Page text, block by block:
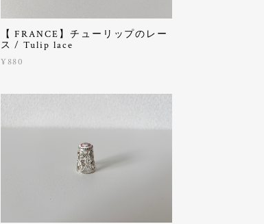
【 FRANCE】チューリップのレー
ス / Tulip lace
¥880